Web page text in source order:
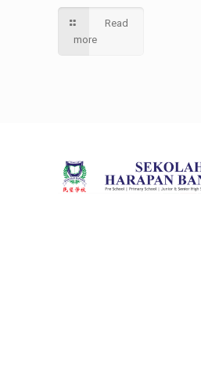
Read
more